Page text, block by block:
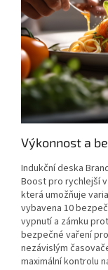
Výkonnost a
Indukční deska
Boost pro rychlejší
která umožňuje
vybavena 10
vypnutí a zámku
bezpečné vaření
nezávislým
maximální kontrolu